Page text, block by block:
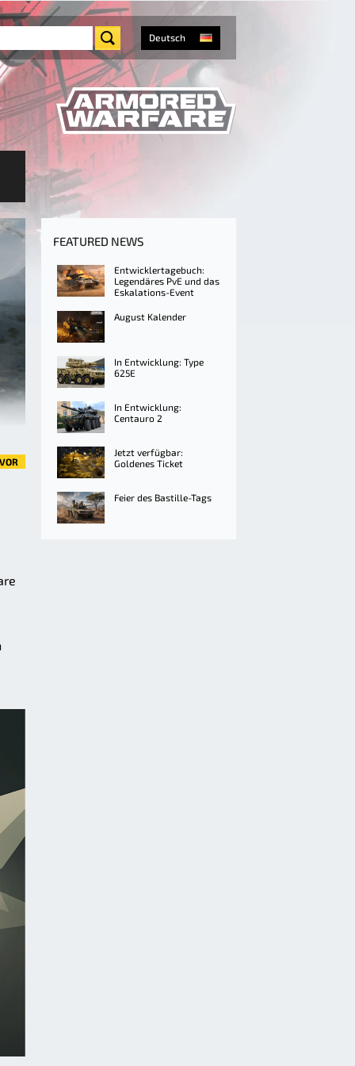
Deutsch
VOR
FEATURED NEWS
Entwicklertagebuch:
Legendäres PvE und das
Eskalations-Event
August Kalender
In Entwicklung: Type
625E
In Entwicklung:
Centauro 2
Jetzt verfügbar:
Goldenes Ticket
Feier des Bastille-Tags